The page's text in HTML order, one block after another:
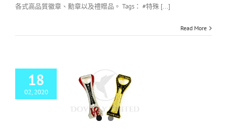
各式高品質徽章、勳章以及禮贈品。 Tags： #特殊 [...]
Read More
18
02, 2020
氛圍的經典地標